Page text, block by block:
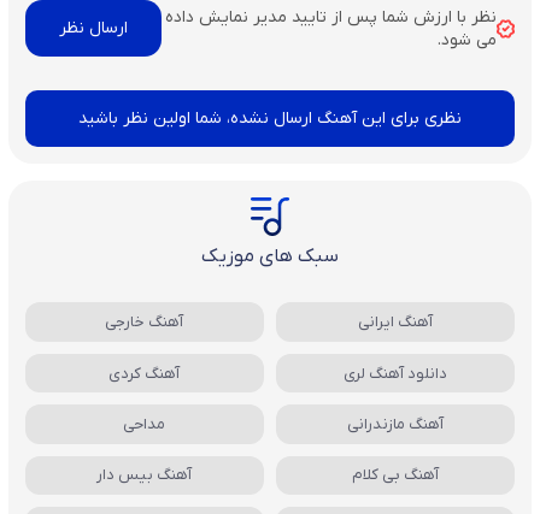
نظر با ارزش شما پس از تایید مدیر نمایش داده
می شود.
نظری برای این آهنگ ارسال نشده، شما اولین نظر باشید
سبک های موزیک
آهنگ ایرانی آهنگ خارجی
دانلود آهنگ لری آهنگ کردی
آهنگ مازندرانی مداحی
آهنگ بی کلام آهنگ بیس دار